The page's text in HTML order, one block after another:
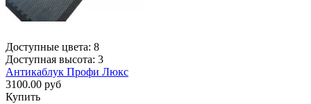
Доступные цвета: 8
Доступная высота: 3
Антикаблук Профи Люкс
3100.00 руб
Купить